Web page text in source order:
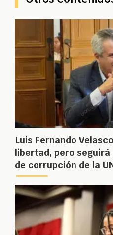
Luis Fernando
libertad, pero seguirá
de corrupción de la